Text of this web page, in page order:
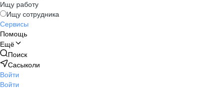
Ищу работу
Ищу сотрудника
Сервисы
Помощь
Ещё
Поиск
Сасыколи
Войти
Войти